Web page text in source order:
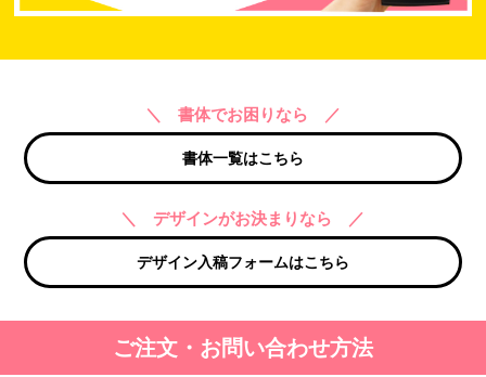
＼ 書体でお困りなら ／
書体一覧はこちら
＼ デザインがお決まりなら ／
デザイン入稿フォームはこちら
ご注文・お問い合わせ方法